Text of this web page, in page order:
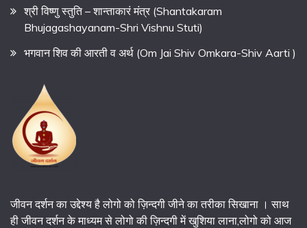
श्री विष्णु स्तुति – शान्ताकारं मंत्र (Shantakaram
Bhujagashayanam-Shri Vishnu Stuti)
भगवान शिव की आरती व अर्थ (Om Jai Shiv Omkara-Shiv Aarti )
जीवन दर्शन का उद्देश्य है लोगो को ज़िन्दगी जीने का तरीका सिखाना । साथ
ही जीवन दर्शन के माध्यम से लोगो की ज़िन्दगी में खुशिया लाना,लोगो को आज